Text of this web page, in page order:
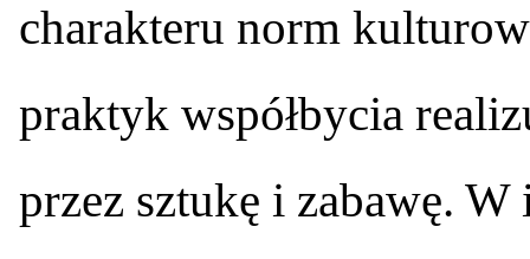
charakteru norm
praktyk współbycia
przez sztukę i zabawę.